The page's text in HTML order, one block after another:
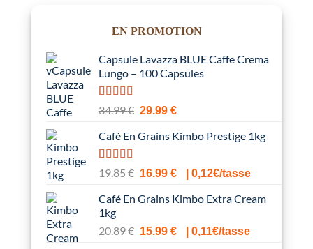
EN PROMOTION
Capsule Lavazza BLUE Caffe Crema
Lungo – 100 Capsules
Noté5.00
sur
1
notation
client
34.99€ Le
initial
34.99 €.
29.99 €Le
actuel
29.99 €.
Café En Grains Kimbo Prestige 1kg
Noté5.00
sur
1
notation
client
19.85€ Le
initial
19.85 €.
16.99 €Le
actuel
16.99 €.
| 0,12€/tasse
Café En Grains Kimbo Extra Cream
1kg
20.89€ Le
15.99 €Le | 0,11€/tasse